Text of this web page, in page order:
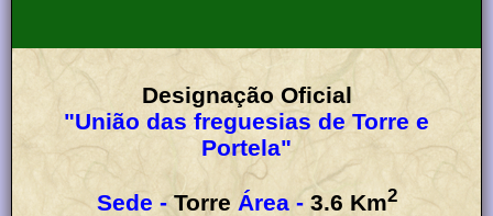
Designação Oficial
"União das freguesias de Torre e
Portela"
Sede - Torre Área - 3.6 Km2